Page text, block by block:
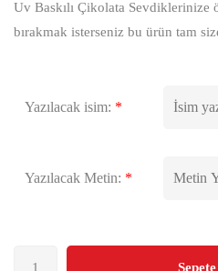
Uv Baskılı Çikolata Sevdiklerinize
bırakmak isterseniz bu ürün tam
Yazılacak isim: *
Yazılacak Metin: *